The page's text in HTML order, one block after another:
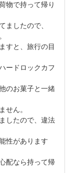
物で持って帰り
ましたので、
すと、旅行の目
ードロックカフ
のお菓子と一緒
せん。
したので、違法
性があります
配なら持って帰